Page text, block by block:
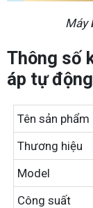
Máy
Thông số
áp tự
Tên sản phẩm
Thương hiệu
Model
Công suất